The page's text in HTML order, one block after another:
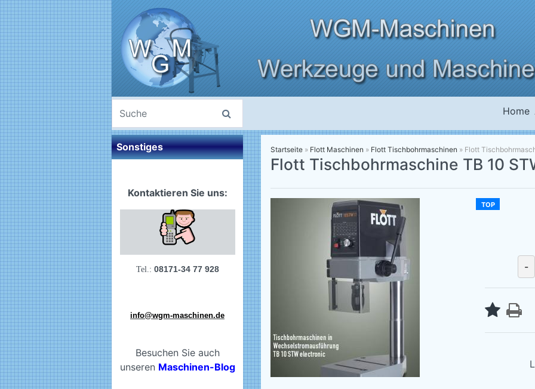
Home
Sonstiges
Kontaktieren Sie uns:
Tel.: 08171-34 77 928
info@wgm-maschinen.de
Besuchen Sie auch
unseren Maschinen-Blog
Startseite » Flott Maschinen » Flott Tischbohrmaschinen » Flott
Flott Tischbohrmaschine TB 10
TOP
-